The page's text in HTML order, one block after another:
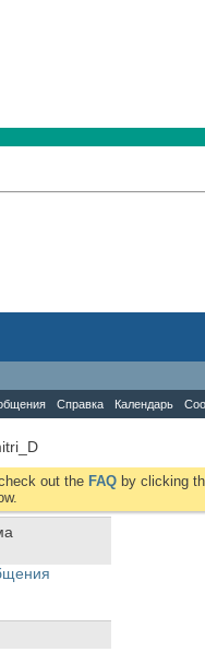
Справка Календарь
out the FAQ by clicking